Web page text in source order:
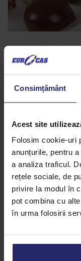
Consimțământ
Acest site
Folosim cookie-uri
anunțurile, pentru
a analiza traficul.
rețele sociale, de
privire la modul în
pot combina cu
în urma folosirii
Fondant